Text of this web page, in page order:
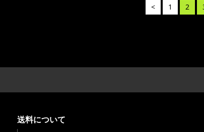
< 1 2
送料について